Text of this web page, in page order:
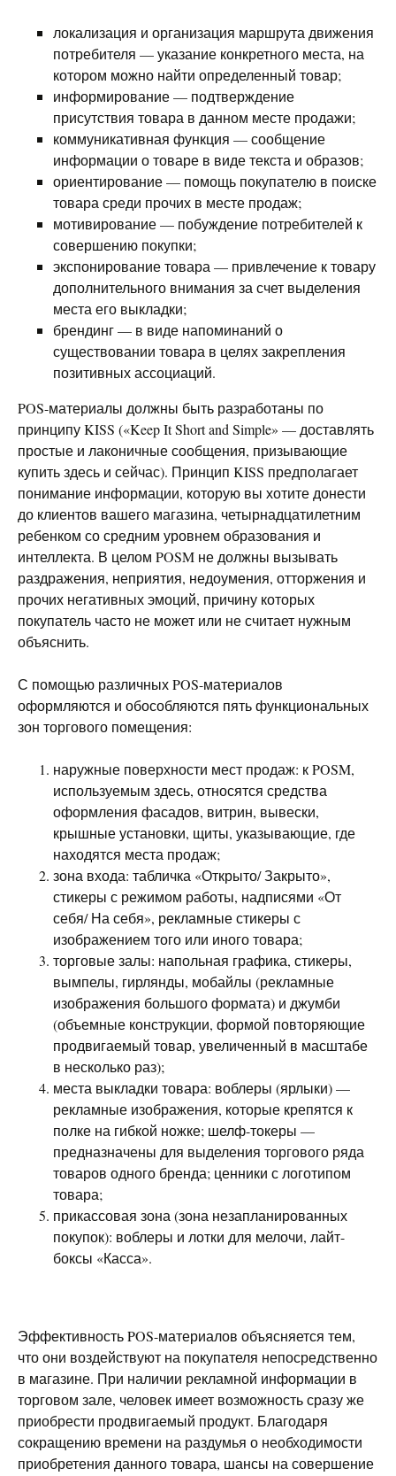
локализация и организация маршрута движения
потребителя — указание конкретного места, на
котором можно найти определенный товар;
информирование — подтверждение
присутствия товара в данном месте продажи;
коммуникативная функция — сообщение
информации о товаре в виде текста и образов;
ориентирование — помощь покупателю в поиске
товара среди прочих в месте продаж;
мотивирование — побуждение потребителей к
совершению покупки;
экспонирование товара — привлечение к товару
дополнительного внимания за счет выделения
места его выкладки;
брендинг — в виде напоминаний о
существовании товара в целях закрепления
позитивных ассоциаций.
POS-материалы должны быть разработаны по
принципу KISS («Keep It Short and Simple» — доставлять
простые и лаконичные сообщения, призывающие
купить здесь и сейчас). Принцип KISS предполагает
понимание информации, которую вы хотите донести
до клиентов вашего магазина, четырнадцатилетним
ребенком со средним уровнем образования и
интеллекта. В целом POSM не должны вызывать
раздражения, неприятия, недоумения, отторжения и
прочих негативных эмоций, причину которых
покупатель часто не может или не считает нужным
объяснить.
С помощью различных POS-материалов
оформляются и обособляются пять функциональных
зон торгового помещения:
наружные поверхности мест продаж: к POSM,
используемым здесь, относятся средства
оформления фасадов, витрин, вывески,
крышные установки, щиты, указывающие, где
находятся места продаж;
зона входа: табличка «Открыто/ Закрыто»,
стикеры с режимом работы, надписями «От
себя/ На себя», рекламные стикеры с
изображением того или иного товара;
торговые залы: напольная графика, стикеры,
вымпелы, гирлянды, мобайлы (рекламные
изображения большого формата) и джумби
(объемные конструкции, формой повторяющие
продвигаемый товар, увеличенный в масштабе
в несколько раз);
места выкладки товара: воблеры (ярлыки) —
рекламные изображения, которые крепятся к
полке на гибкой ножке; шелф-токеры —
предназначены для выделения торгового ряда
товаров одного бренда; ценники с логотипом
товара;
прикассовая зона (зона незапланированных
покупок): воблеры и лотки для мелочи, лайт-
боксы «Касса».
Эффективность POS-материалов объясняется тем,
что они воздействуют на покупателя непосредственно
в магазине. При наличии рекламной информации в
торговом зале, человек имеет возможность сразу же
приобрести продвигаемый продукт. Благодаря
сокращению времени на раздумья о необходимости
приобретения данного товара, шансы на совершение